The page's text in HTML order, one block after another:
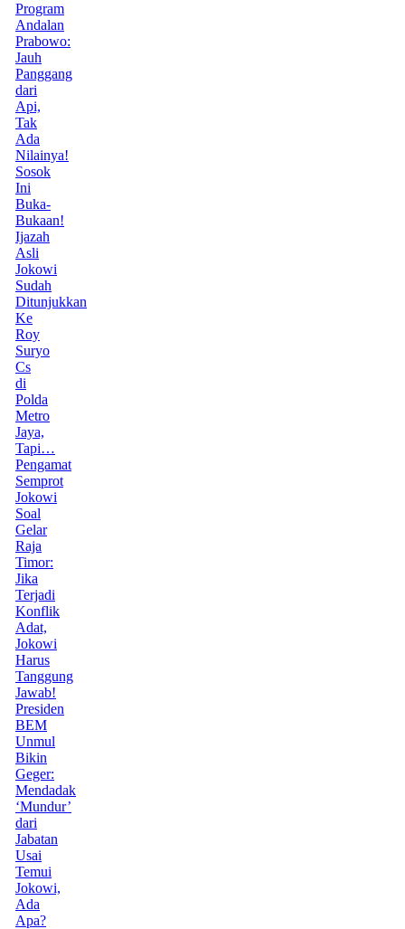
Program
Andalan
Prabowo:
Jauh
Panggang
dari
Api,
Tak
Ada
Nilainya!
Sosok
Ini
Buka-
Bukaan!
Ijazah
Asli
Jokowi
Sudah
Ditunjukkan
Ke
Roy
Suryo
Cs
di
Polda
Metro
Jaya,
Tapi…
Pengamat
Semprot
Jokowi
Soal
Gelar
Raja
Timor:
Jika
Terjadi
Konflik
Adat,
Jokowi
Harus
Tanggung
Jawab!
Presiden
BEM
Unmul
Bikin
Geger:
Mendadak
‘Mundur’
dari
Jabatan
Usai
Temui
Jokowi,
Ada
Apa?